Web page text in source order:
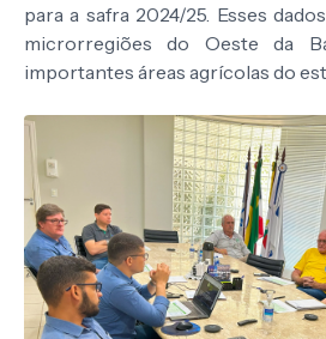
para a safra 2024/25. Esses
microrregiões do Oeste da
importantes áreas agrícolas do